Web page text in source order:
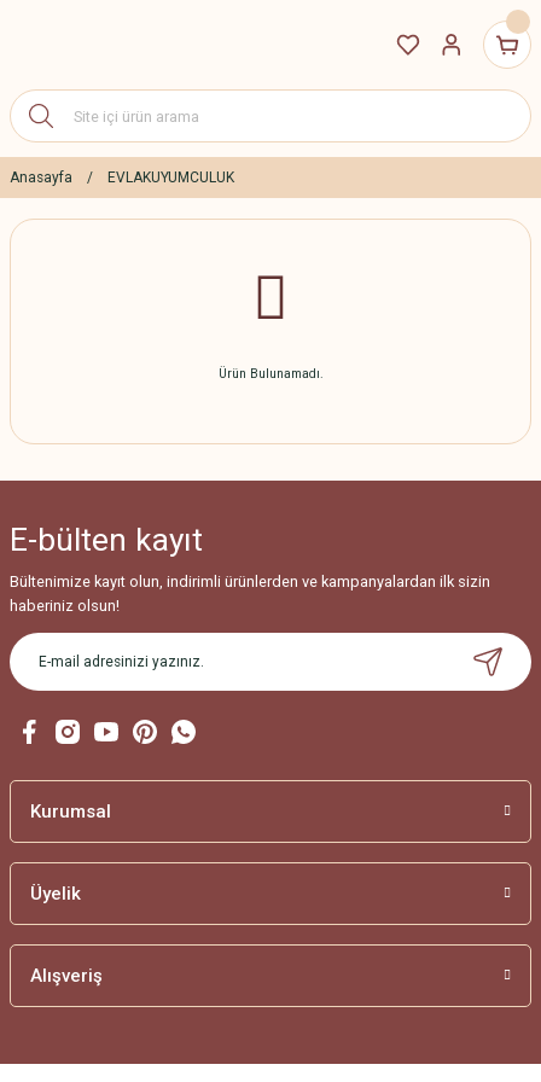
Anasayfa EVLAKUYUMCULUK
Ürün Bulunamadı.
E-bülten kayıt
Bültenimize kayıt olun, indirimli ürünlerden ve kampanyalardan ilk sizin
haberiniz olsun!
Kurumsal
Üyelik
Alışveriş